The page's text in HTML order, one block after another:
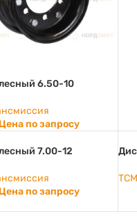
6.50-10
Цена по запросу
7.00-12
Цена по запросу
TCM